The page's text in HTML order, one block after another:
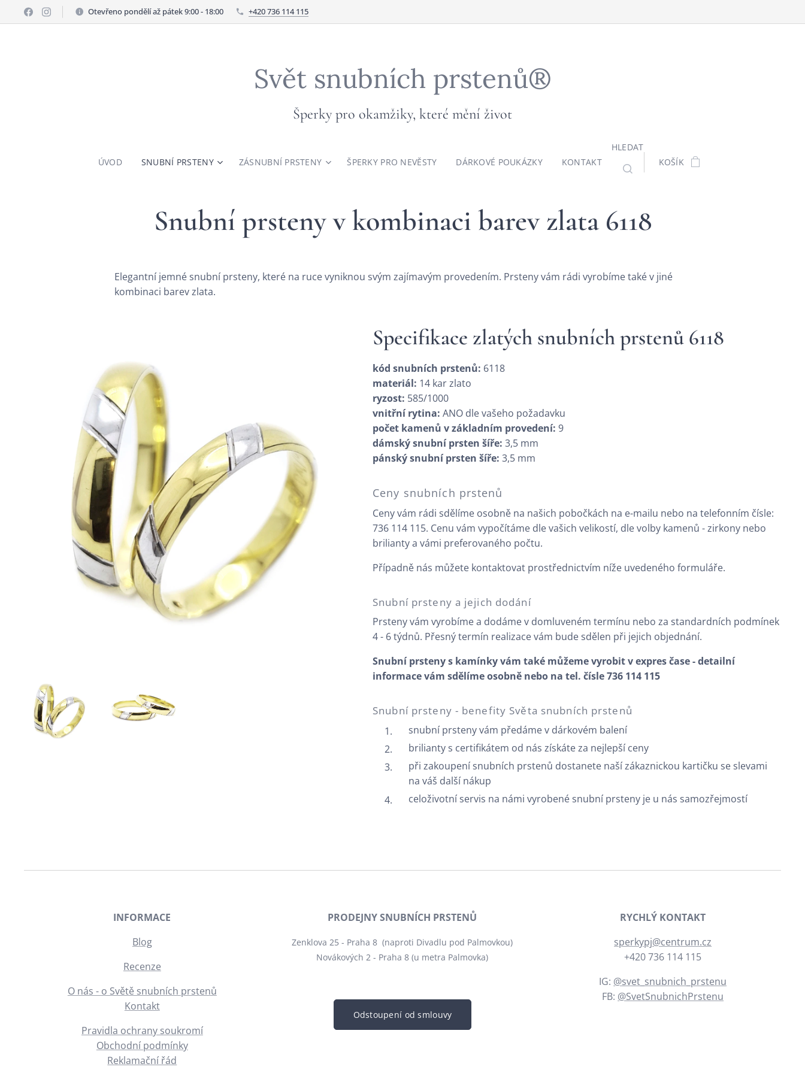
Otevřeno pondělí až pátek 9:00 - 18:00 +420 736 114 115
Svět snubních prstenů®
Šperky pro okamžiky, které mění život
ÚVOD SNUBNÍ PRSTENY ZÁSNUBNÍ PRSTENY ŠPERKY PRO NEVĚSTY DÁRKOVÉ POUKÁZKY KONTAKT
HLEDAT
KOŠÍK
Snubní prsteny v kombinaci barev zlata 6118
Elegantní jemné snubní prsteny, které na ruce vyniknou svým zajímavým provedením. Prsteny vám rádi vyrobíme také v jiné
kombinaci barev zlata.
Specifikace zlatých snubních prstenů 6118
kód snubních prstenů: 6118
materiál: 14 kar zlato
ryzost: 585/1000
vnitřní rytina: ANO dle vašeho požadavku
počet kamenů v základním provedení: 9
dámský snubní prsten šíře: 3,5 mm
pánský snubní prsten šíře: 3,5 mm
Ceny snubních prstenů
Ceny vám rádi sdělíme osobně na našich pobočkách na e-mailu nebo na telefonním čísle:
736 114 115. Cenu vám vypočítáme dle vašich velikostí, dle volby kamenů - zirkony nebo
brilianty a vámi preferovaného počtu.
Případně nás můžete kontaktovat prostřednictvím níže uvedeného formuláře.
Snubní prsteny a jejich dodání
Prsteny vám vyrobíme a dodáme v domluveném termínu nebo za standardních podmínek
4 - 6 týdnů. Přesný termín realizace vám bude sdělen při jejich objednání.
Snubní prsteny s kamínky vám také můžeme vyrobit v expres čase - detailní
informace vám sdělíme osobně nebo na tel. čísle 736 114 115
Snubní prsteny - benefity Světa snubních prstenů
snubní prsteny vám předáme v dárkovém balení
brilianty s certifikátem od nás získáte za nejlepší ceny
při zakoupení snubních prstenů dostanete naší zákaznickou kartičku se slevami
na váš další nákup
celoživotní servis na námi vyrobené snubní prsteny je u nás samozřejmostí
INFORMACE
Blog
Recenze
O nás - o Světě snubních prstenů
Kontakt
Pravidla ochrany soukromí
Obchodní podmínky
Reklamační řád
PRODEJNY SNUBNÍCH PRSTENŮ
Zenklova 25 - Praha 8 (naproti Divadlu pod Palmovkou)
Novákových 2 - Praha 8 (u metra Palmovka)
Odstoupení od smlouvy
RYCHLÝ KONTAKT
sperkypj@centrum.cz
+420 736 114 115
IG: @svet_snubnich_prstenu
FB: @SvetSnubnichPrstenu